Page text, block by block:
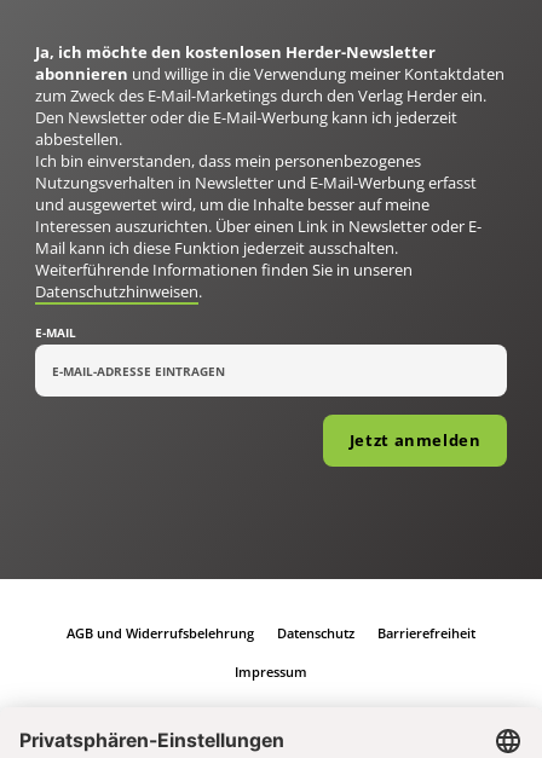
Ja, ich möchte den kostenlosen Herder-Newsletter
abonnieren und willige in die Verwendung meiner Kontaktdaten
zum Zweck des E-Mail-Marketings durch den Verlag Herder ein.
Den Newsletter oder die E-Mail-Werbung kann ich jederzeit
abbestellen.
Ich bin einverstanden, dass mein personenbezogenes
Nutzungsverhalten in Newsletter und E-Mail-Werbung erfasst
und ausgewertet wird, um die Inhalte besser auf meine
Interessen auszurichten. Über einen Link in Newsletter oder E-
Mail kann ich diese Funktion jederzeit ausschalten.
Weiterführende Informationen finden Sie in unseren
Datenschutzhinweisen.
E-MAIL
Jetzt anmelden
AGB und Widerrufsbelehrung Datenschutz Barrierefreiheit
Impressum